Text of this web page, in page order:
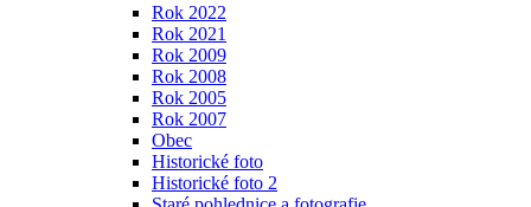
Rok 2022
Rok 2021
Rok 2009
Rok 2008
Rok 2005
Rok 2007
Obec
Historické foto
Historické foto 2